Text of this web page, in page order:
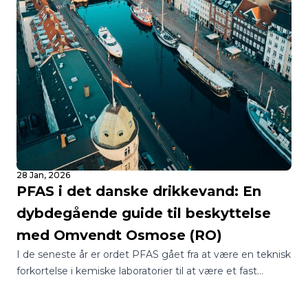
28 Jan, 2026
PFAS i det danske drikkevand: En
dybdegående guide til beskyttelse
med Omvendt Osmose (RO)
I de seneste år er ordet PFAS gået fra at være en teknisk
forkortelse i kemiske laboratorier til at være et fast